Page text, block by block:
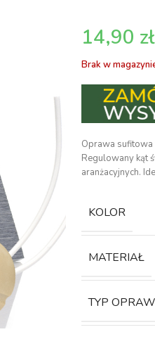
zł
Brak w
Oprawa sufitowa
Regulowany kąt
aranżacyjnych.
KOLOR
MATERIAŁ
TYP